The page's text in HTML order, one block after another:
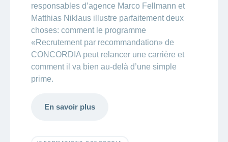
responsables d’agence Marco Fellmann et
Matthias Niklaus illustre parfaitement deux
choses: comment le programme
«Recrutement par recommandation» de
CONCORDIA peut relancer une carrière et
comment il va bien au-delà d’une simple
prime.
En savoir plus